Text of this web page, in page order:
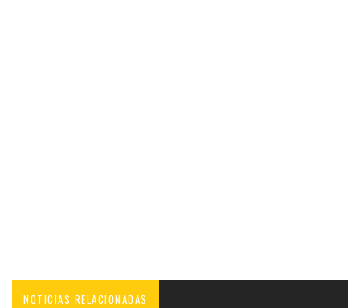
NOTICIAS RELACIONADAS